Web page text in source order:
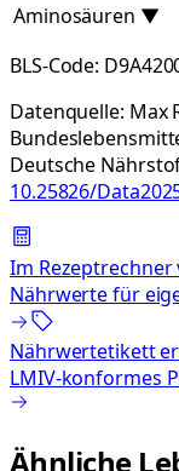
Aminosäuren ▼
BLS-Code:
Datenquelle: Max
Deutsche
10.25826/
Im
Nährwerte für
Nährwertetikett
LMIV-konformes
Ähnliche